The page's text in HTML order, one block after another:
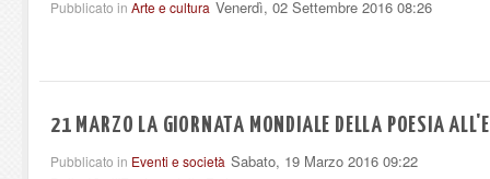
Pubblicato in Arte e cultura Venerdì, 02 Settembre 2016 08:26
21 MARZO LA GIORNATA MONDIALE DELLA POESIA
Pubblicato in Eventi e società Sabato, 19 Marzo 2016 09:22